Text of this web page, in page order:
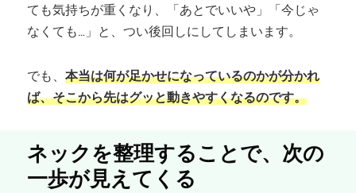
ても気持ちが重くなり、「あとでいいや」「今じゃ
なくても…」と、つい後回しにしてしまいます。
でも、 本当は何が足かせになっているのかが分かれ
ば、そこから先はグッと動きやすくなるのです。
ネックを整理することで、次の
一歩が見えてくる